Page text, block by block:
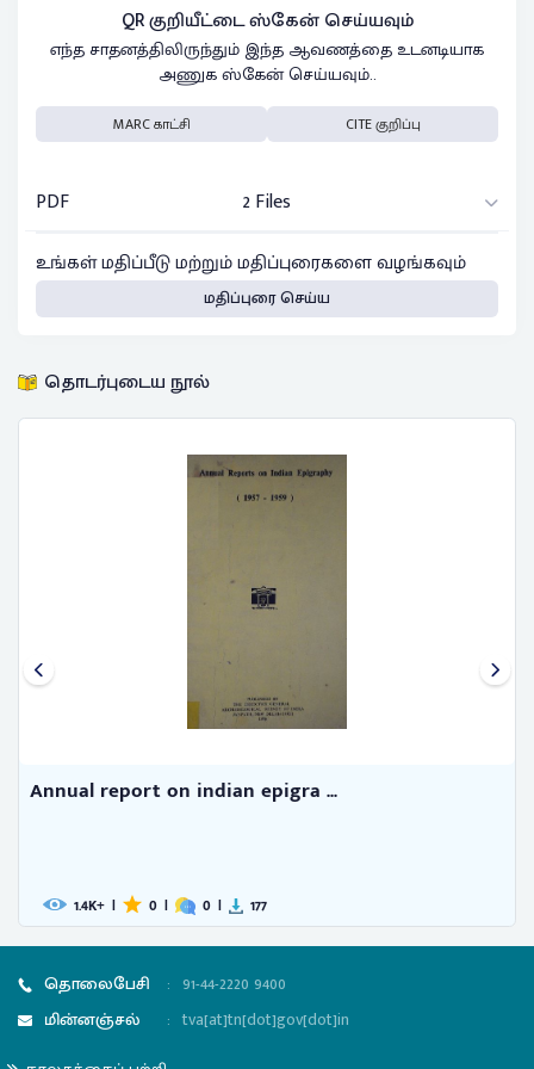
QR குறியீட்டை ஸ்கேன் செய்யவும்
எந்த சாதனத்திலிருந்தும் இந்த ஆவணத்தை உடனடியாக
அணுக ஸ்கேன் செய்யவும்..
MARC காட்சி CITE குறிப்பு
PDF
2 Files
உங்கள் மதிப்பீடு மற்றும் மதிப்புரைகளை வழங்கவும்
மதிப்புரை செய்ய
தொடர்புடைய நூல்
Annual report on indian epigra ...
1.4K+ | 0 | 0 | 177
தொலைபேசி : 91-44-2220 9400
மின்னஞ்சல்
: tva[at]tn[dot]gov[dot]in